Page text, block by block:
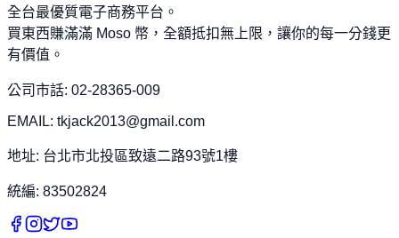
全台最優質電子商務平台。
買東西賺滿滿 Moso 幣，全額抵扣無上限，讓你的每一分錢更
有價值。
公司市話: 02-28365-009
EMAIL: tkjack2013@gmail.com
地址: 台北市北投區致遠二路93號1樓
統編: 83502824